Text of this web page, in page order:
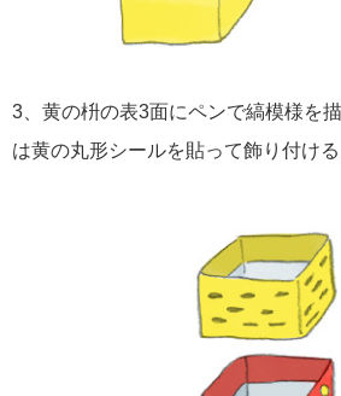
3、黄の枡の表3面にペンで縞模様を
は黄の丸形シールを貼って飾り付ける